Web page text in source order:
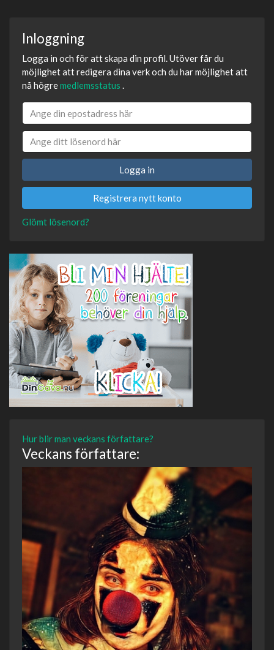
Inloggning
Logga in och för att skapa din profil. Utöver får du
möjlighet att redigera dina verk och du har möjlighet att
nå högremedlemsstatus .
Logga in
Registrera nytt konto
Glömt lösenord?
Hur blir man veckans författare?
Veckans författare: